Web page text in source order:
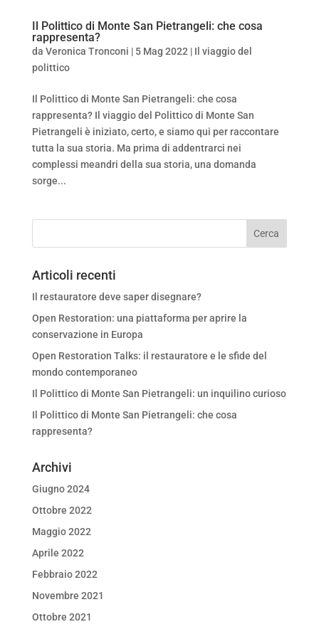
Il Polittico di Monte San Pietrangeli: che cosa
rappresenta?
da Veronica Tronconi | 5 Mag 2022| Il viaggio del
polittico
Il Polittico di Monte San Pietrangeli: che cosa
rappresenta? Il viaggio del Polittico di Monte San
Pietrangeli è iniziato, certo, e siamo qui per raccontare
tutta la sua storia. Ma prima di addentrarci nei
complessi meandri della sua storia, una domanda
sorge...
Articoli recenti
Il restauratore deve saper disegnare?
Open Restoration: una piattaforma per aprire la
conservazione in Europa
Open Restoration Talks: il restauratore e le sfide del
mondo contemporaneo
Il Polittico di Monte San Pietrangeli: un inquilino curioso
Il Polittico di Monte San Pietrangeli: che cosa
rappresenta?
Archivi
Giugno 2024
Ottobre 2022
Maggio 2022
Aprile 2022
Febbraio 2022
Novembre 2021
Ottobre 2021